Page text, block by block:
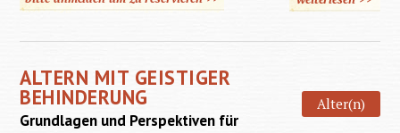
ALTERN MIT GEISTIGER
BEHINDERUNG Alter(n)
Grundlagen und Perspektiven für